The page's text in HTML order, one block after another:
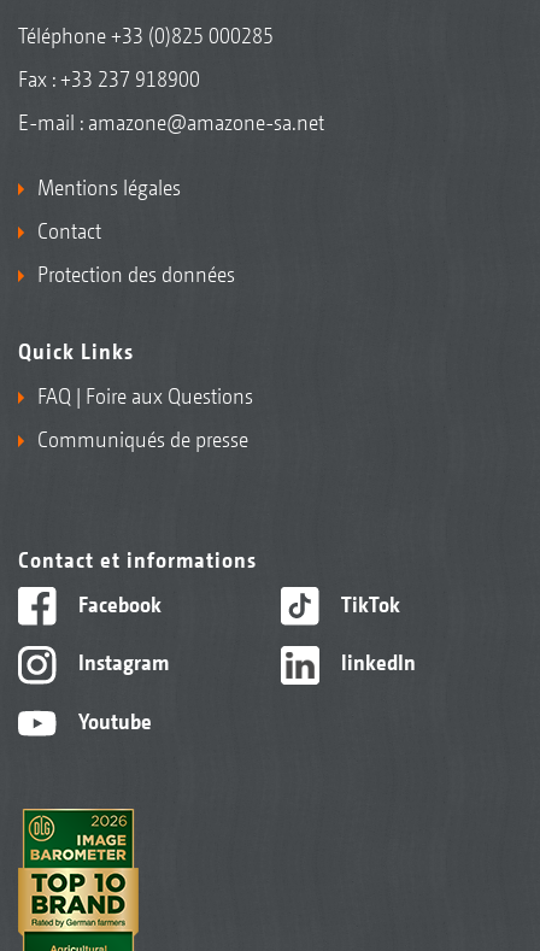
Téléphone+33 (0)825 000285
Fax : +33 237 918900
E-mail : amazone@amazone-sa.net
Mentions légales
Contact
Protection des données
Quick Links
FAQ | Foire aux Questions
Communiqués de presse
Contact et informations
Facebook
Instagram
Youtube
TikTok
linkedIn